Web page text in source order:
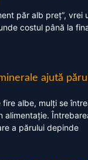
păr alb preț”, vrei
costul până la
ajută
albe, mulți se
alimentație.
a părului depinde